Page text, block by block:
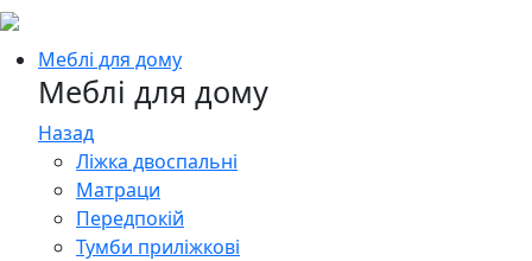
Меблі для дому
Меблі для дому
Назад
Ліжка двоспальні
Матраци
Передпокій
Тумби приліжкові